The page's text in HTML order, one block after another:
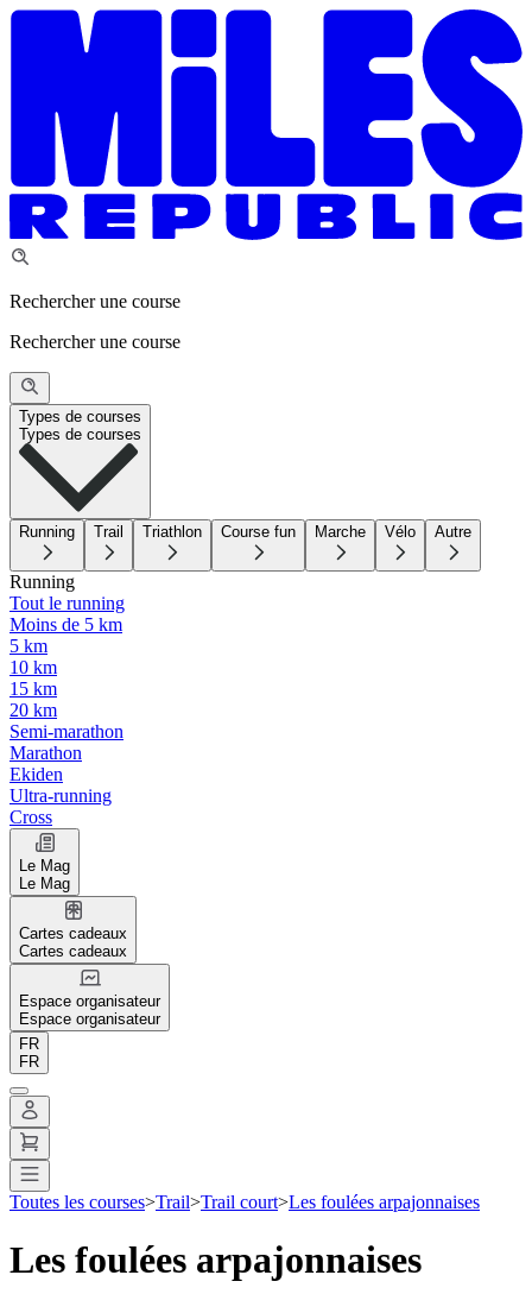
Rechercher une course
Rechercher une course
Types de courses
Types de courses
Running Trail Triathlon Course fun Marche Vélo Autre
Running
Tout le running
Moins de 5 km
5 km
10 km
15 km
20 km
Semi-marathon
Marathon
Ekiden
Ultra-running
Cross
Le Mag
Le Mag
Cartes cadeaux
Cartes cadeaux
Espace organisateur
Espace organisateur
FR
FR
Toutes les courses>Trail>Trail court>Les foulées arpajonnaises
Les foulées arpajonnaises